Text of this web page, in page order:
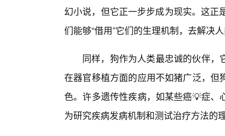
幻小说，但它正一步步成为现实。这
们能够“借用”它们的生理机制，去解决
同样，狗作为人类最忠诚的伙伴
在器官移植方面的应用不如猪广泛，
色。许多遗传性疾病，如某些癌💡症
为研究疾病发病机制和测试治疗方法的